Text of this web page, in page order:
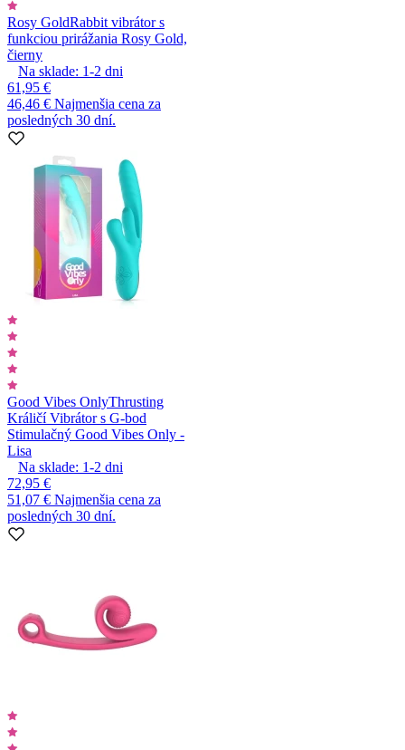
Rosy GoldRabbit vibrátor s
funkciou prirážania Rosy Gold,
čierny
Na sklade: 1-2 dni
61,95 €
46,46 € Najmenšia cena za
posledných 30 dní.
Good Vibes OnlyThrusting
Králičí Vibrátor s G-bod
Stimulačný Good Vibes Only -
Lisa
Na sklade: 1-2 dni
72,95 €
51,07 € Najmenšia cena za
posledných 30 dní.